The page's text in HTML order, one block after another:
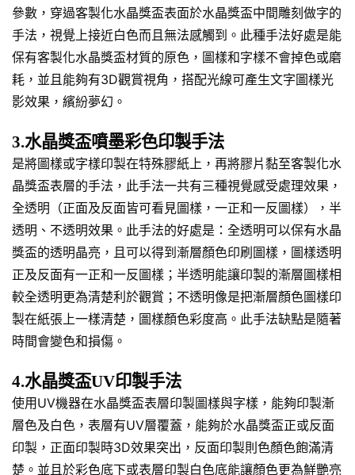
參數，穿過客製化水晶獎盃表面於水晶獎盃中間雕刻做字的
手法，視覺上接近白色而且無法感觸到。此種手法好處是能
保有客製化水晶獎盃材質的原色，圖樣和字樣不會掉色或磨
耗，並且能夠有3D觀賞視角，搭配光線可產生文字圖樣光
影效果，繽紛夢幻。
3.水晶獎盃噴墨彩色印製手法
是將圖樣或字樣印製在特殊膠紙上，再將膠片黏至客製化水
晶獎盃表層的手法，此手法一共有三種視覺感受處理效果，
全透明（正面及反面皆可看見圖樣，一正和一反圖樣），半
透明、不透明效果。此手法的好處是：全透明可以保有水晶
獎盃的透明晶亮，且可以得到漸層顏色印刷圖樣，圖樣透明
正及反面有一正和一反圖樣；半透明能讓印製的漸層圖樣相
較全透明更為清楚利於觀賞；不透明像是把漸層顏色圖樣印
製在紙張上一樣清楚，圖樣顏色彩度高。此手法缺點是隨著
時間會變色和損傷。
4.水晶獎盃UV印製手法
使用UV機器在水晶獎盃表層印製圖樣與字樣，能夠印製漸
層色及白色，表層有UV層覆蓋，能夠於水晶獎盃正或反面
印製，正面印製時3D效果突出，反面印製則色顏色飽滿清
楚。並且於彩色底下或表層印製白色底能讓顏色更為鮮艷亮